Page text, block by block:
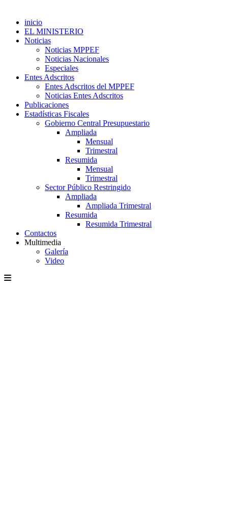
inicio
EL MINISTERIO
Noticias
Noticias MPPEF
Noticias Nacionales
Especiales
Entes Adscritos
Entes Adscritos del MPPEF
Noticias Entes Adscritos
Publicaciones
Estadísticas Fiscales
Gobierno Central Presupuestario
Ampliada
Mensual
Trimestral
Resumida
Mensual
Trimestral
Sector Público Restringido
Ampliada
Ampliada Trimestral
Resumida
Resumida Trimestral
Contactos
Multimedia
Galería
Video